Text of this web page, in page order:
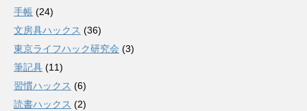
手帳 (24)
文房具ハックス (36)
東京ライフハック研究会 (3)
筆記具 (11)
習慣ハックス (6)
読書ハックス (2)